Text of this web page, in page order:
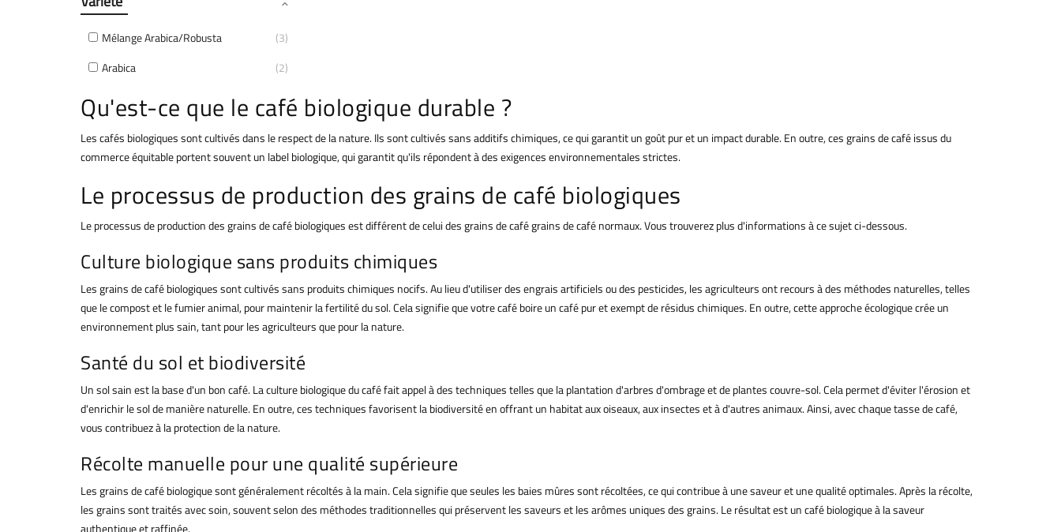
Mélange Arabica/Robusta
3
Arabica
2
Qu'est-ce que le café biologique durable ?
Les cafés biologiques sont cultivés dans le respect de la nature. Ils sont cultivés sans additifs chimiques, ce qui garantit un goût pur et un impact durable. En outre, ces grains de café issus du
commerce équitable portent souvent un label biologique, qui garantit qu'ils répondent à des exigences environnementales strictes.
Le processus de production des grains de café biologiques
Le processus de production des grains de café biologiques est différent de celui des grains de cafégrains de café normaux. Vous trouverez plus d'informations à ce sujet ci-dessous.
Culture biologique sans produits chimiques
Les grains de café biologiques sont cultivés sans produits chimiques nocifs. Au lieu d'utiliser des engrais artificiels ou des pesticides, les agriculteurs ont recours à des méthodes naturelles, telles
que le compost et le fumier animal, pour maintenir la fertilité du sol. Cela signifie que votrecaféboire un café pur et exempt de résidus chimiques. En outre, cette approche écologique crée un
environnement plus sain, tant pour les agriculteurs que pour la nature.
Santé du sol et biodiversité
Un sol sain est la base d'un bon café. La culture biologique du café fait appel à des techniques telles que la plantation d'arbres d'ombrage et de plantes couvre-sol. Cela permet d'éviter l'érosion et
d'enrichir le sol de manière naturelle. En outre, ces techniques favorisent la biodiversité en offrant un habitat aux oiseaux, aux insectes et à d'autres animaux. Ainsi, avec chaque tasse de café,
vous contribuez à la protection de la nature.
Récolte manuelle pour une qualité supérieure
Les grains de café biologique sont généralement récoltés à la main. Cela signifie que seules les baies mûres sont récoltées, ce qui contribue à une saveur et une qualité optimales. Après la récolte,
les grains sont traités avec soin, souvent selon des méthodes traditionnelles qui préservent les saveurs et les arômes uniques des grains. Le résultat est un café biologique à la saveur
authentique et raffinée.